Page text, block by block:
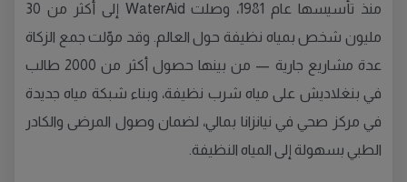
منذ تأسيسها عام 1981، وصلت WaterAid إلى أكثر من 30
مليون شخص بمياه نظيفة حول العالم. وقد موّلت جمع الزكاة
عدة مشاريع جارية — من بينها حصول أكثر من 2000 طالب
في بنغلاديش على مياه شرب نظيفة، وبناء شبكة مياه جديدة
في مركز صحي في نيانزانا بمالي، لضمان وصول المرضى والكادر
الطبي بسهولة إلى المياه النظيفة.